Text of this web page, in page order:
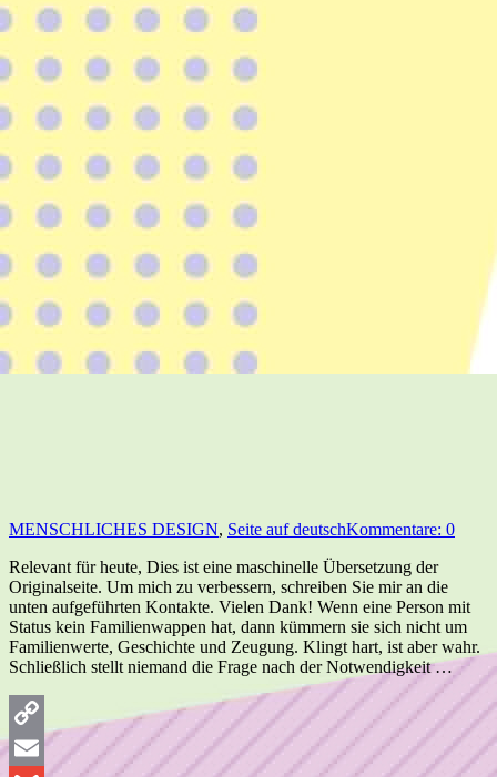
MENSCHLICHES DESIGN, Seite auf deutschKommentare: 0
Relevant für heute, Dies ist eine maschinelle Übersetzung der
Originalseite. Um mich zu verbessern, schreiben Sie mir an die
unten aufgeführten Kontakte. Vielen Dank! Wenn eine Person mit
Status kein Familienwappen hat, dann kümmern sie sich nicht um
Familienwerte, Geschichte und Zeugung. Klingt hart, ist aber wahr.
Schließlich stellt niemand die Frage nach der Notwendigkeit …
Copy